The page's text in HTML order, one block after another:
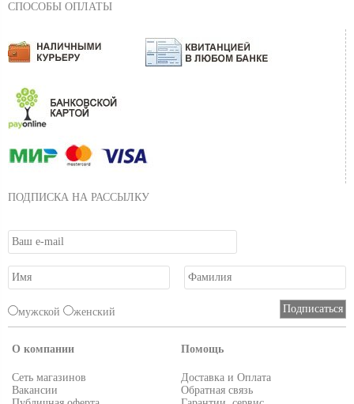
СПОСОБЫ ОПЛАТЫ
ПОДПИСКА НА РАССЫЛКУ
мужской женский
О компании
Сеть магазинов
Вакансии
Помощь
Доставка и Оплата
Обратная связь